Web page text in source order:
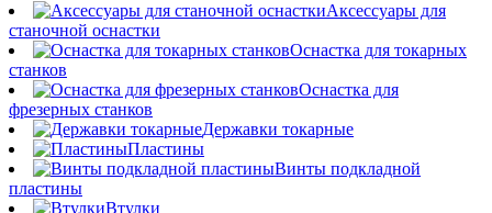
Аксессуары для
станочной оснастки
Оснастка для токарных
станков
Оснастка для
фрезерных станков
Державки токарные
Пластины
Винты подкладной
пластины
Втулки